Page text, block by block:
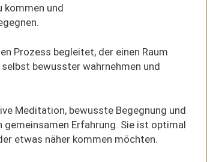
kommen und
Prozess begleitet, der einen Raum
bewusster wahrnehmen und
Meditation, bewusste Begegnung und
Erfahrung. Sie ist optimal
etwas näher kommen möchten.